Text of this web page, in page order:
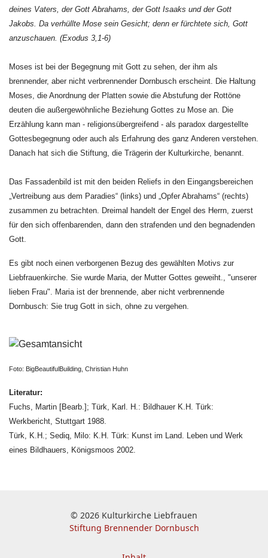
deines Vaters, der Gott Abrahams, der Gott Isaaks und der Gott
Jakobs. Da verhüllte Mose sein Gesicht; denn er fürchtete sich, Gott
anzuschauen. (Exodus 3,1-6)
Moses ist bei der Begegnung mit Gott zu sehen, der ihm als
brennender, aber nicht verbrennender Dornbusch erscheint. Die Haltung
Moses, die Anordnung der Platten sowie die Abstufung der Rottöne
deuten die außergewöhnliche Beziehung Gottes zu Mose an. Die
Erzählung kann man - religionsübergreifend - als paradox dargestellte
Gottesbegegnung oder auch als Erfahrung des ganz Anderen verstehen.
Danach hat sich die Stiftung, die Trägerin der Kulturkirche, benannt.
Das Fassadenbild ist mit den beiden Reliefs in den Eingangsbereichen
„Vertreibung aus dem Paradies“ (links) und „Opfer Abrahams“ (rechts)
zusammen zu betrachten. Dreimal handelt der Engel des Herrn, zuerst
für den sich offenbarenden, dann den strafenden und den begnadenden
Gott.
Es gibt noch einen verborgenen Bezug des gewählten Motivs zur
Liebfrauenkirche. Sie wurde Maria, der Mutter Gottes geweiht., "unserer
lieben Frau". Maria ist der brennende, aber nicht verbrennende
Dornbusch: Sie trug Gott in sich, ohne zu vergehen.
Foto: BigBeautifulBuilding, Christian Huhn
Literatur:
Fuchs, Martin [Bearb.]; Türk, Karl. H.: Bildhauer K.H. Türk:
Werkbericht, Stuttgart 1988.
Türk, K.H.; Sediq, Milo: K.H. Türk: Kunst im Land. Leben und Werk
eines Bildhauers, Königsmoos 2002.
© 2026 Kulturkirche Liebfrauen
Stiftung Brennender Dornbusch